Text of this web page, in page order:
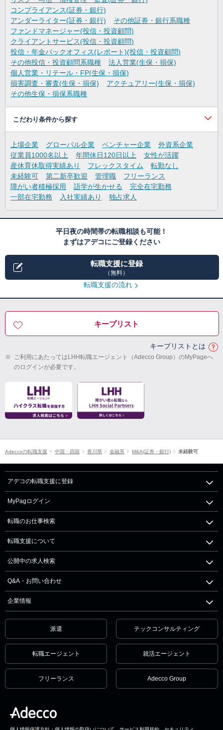
コンプライアンス(証券・銀行)
アンダーライター(証券・銀行)
その他証券・銀行系職種
ファンドマネージャー(投信・投資顧問)
クライアントサービス(投信・投資顧問)
投信・年金バックオフィス(レポート)(投信・投資顧問)
その他投信・投資顧問系職種
法人営業(生保・損保)
個人営業・リテール・FP(生保・損保)
損害調査・審査(生保・損保)
アクチュアリー(生保・損保)
その他生保・損保系職種
こだわり条件から探す
上場企業 グローバル企業 ベンチャー企業
外資系企業
従業員1000名以上
年間休日120日以上
女性が活躍
産休育休取得実績あり
フレックスタイム
転勤なし
未経験可
第二新卒歓迎 管理職
フリーランス
障がい者積極採用
語学が生かせる
完全在宅勤務
一部在宅勤務
入社実績あり 独占求人
平日夜の時間帯の転職相談も可能！
まずはアデコにご登録ください
転職支援に登録
（無料）
転職支援の流れ
キープリスト
キープリストとは
※ ご利用にあたってはLHH転職エージェント（Adecco Group）のMyPageへ
のログインが必要です。
Adeccoの転職支援 中国・四国 香川県 金融系 M&A(証券・銀行) 未経験可
アデコの転職支援に登録
MyPagログイン
転職のお仕事検索
転職支援について
公開中の求人検索
Q&A・お問い合わせ
企業情報
派遣 テックコンサルティング
転職エージェント 就活エージェント
フリーランス Adecco Group